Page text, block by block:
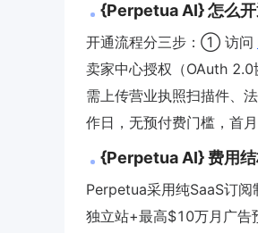
{Perpetua AI} 怎么开
开通流程分三步：① 访问
卖家中心授权（OAuth
需上传营业执照扫描件、
作日，无预付费门槛，首
{Perpetua AI} 费用结
Perpetua采用纯SaaS订阅
独立站+最高$10万月广告